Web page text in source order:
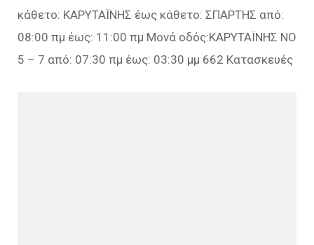
κάθετο: ΚΑΡΥΤΑΪΝΗΣ έως κάθετο: ΣΠΑΡΤΗΣ από:
08:00 πμ έως: 11:00 πμ Μονά οδός:ΚΑΡΥΤΑΪΝΗΣ ΝΟ
5 – 7 από: 07:30 πμ έως: 03:30 μμ 662 Κατασκευές